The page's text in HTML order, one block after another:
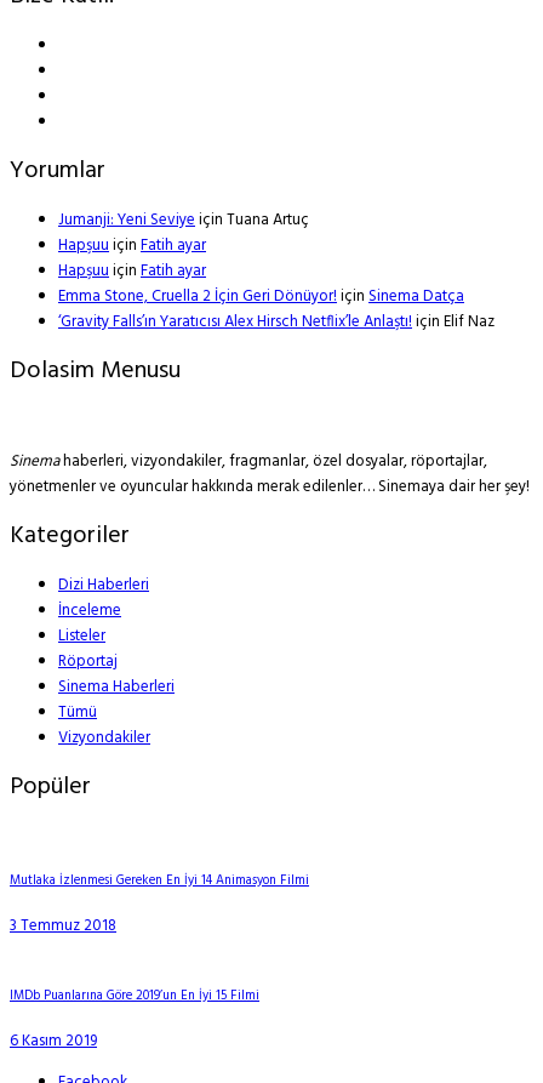
Yorumlar
Jumanji: Yeni SeviyeiçinTuana Artuç
HapşuuiçinFatih ayar
HapşuuiçinFatih ayar
Emma Stone, Cruella 2 İçin Geri Dönüyor!içinSinema Datça
‘Gravity Falls’ın Yaratıcısı Alex Hirsch Netflix’le Anlaştı!içinElif Naz
Dolasim Menusu
Sinemahaberleri, vizyondakiler, fragmanlar, özel dosyalar, röportajlar,
yönetmenler ve oyuncular hakkında merak edilenler… Sinemaya dair her şey!
Kategoriler
Dizi Haberleri
İnceleme
Listeler
Röportaj
Sinema Haberleri
Tümü
Vizyondakiler
Popüler
Mutlaka İzlenmesi Gereken En İyi 14 Animasyon Filmi
3 Temmuz 2018
IMDb Puanlarına Göre 2019’un En İyi 15 Filmi
6 Kasım 2019